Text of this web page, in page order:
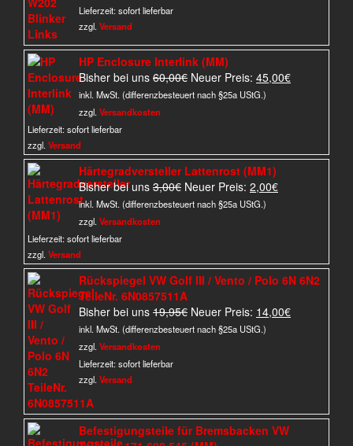
Lieferzeit:sofort lieferbar
zzgl. Versand
HP Enclosure Interlink (MM)
Bisher bei uns 60,00€ Ursprünglicher
Preis
Neuer Preis: 45,00€Aktueller
inkl. MwSt. (differenzbesteuert nach §25a UStG.)
zzgl. Versandkosten
Lieferzeit:sofort lieferbar
zzgl. Versand
Härtegradversteller Lattenrost (MM1)
Bisher bei uns 3,00€ Ursprünglicher
Preis
Neuer Preis: 2,00€Aktueller
inkl. MwSt. (differenzbesteuert nach §25a UStG.)
zzgl. Versandkosten
Lieferzeit:sofort lieferbar
zzgl. Versand
Rückspiegel VW Golf III / Vento / Polo 6N 6N2
TeileNr. 6N0857511A
Bisher bei uns 19,95€ Ursprünglicher
Preis
Neuer Preis: 14,00€Aktueller
inkl. MwSt. (differenzbesteuert nach §25a UStG.)
zzgl. Versandkosten
Lieferzeit:sofort lieferbar
zzgl. Versand
Befestigungsteile für Bremsbacken VW